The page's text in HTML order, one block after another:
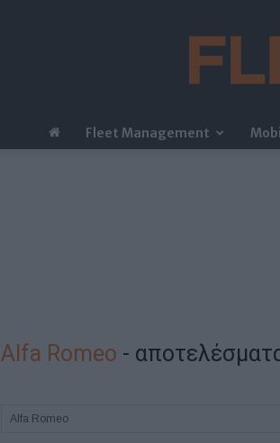
Fleet Management
Alfa Romeo -